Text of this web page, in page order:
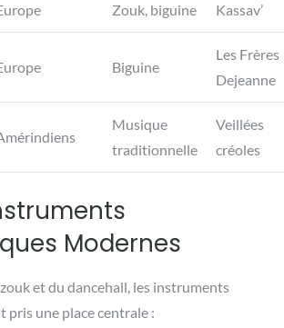
Zouk, biguine Kassav’
Biguine
Les Frères
Dejeanne
Musique
traditionnelle
Veillées
créoles
Modernes
zouk et du dancehall, les instruments
pris une place centrale :